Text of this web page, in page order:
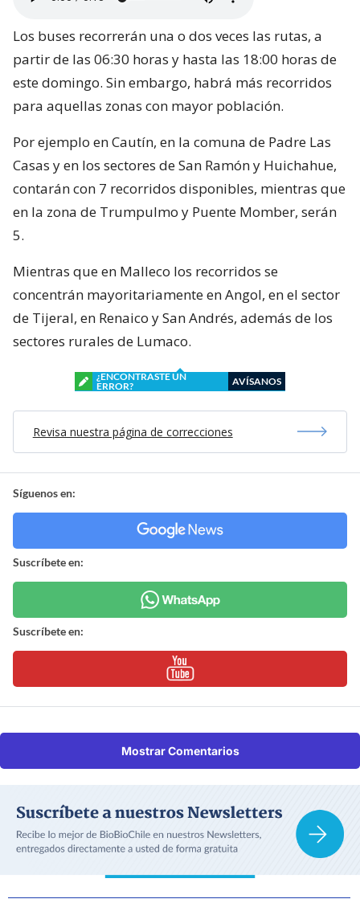
Los buses recorrerán una o dos veces las rutas, a
partir de las 06:30 horas y hasta las 18:00 horas de
este domingo. Sin embargo, habrá más recorridos
para aquellas zonas con mayor población.
Por ejemplo en Cautín, en la comuna de Padre Las
Casas y en los sectores de San Ramón y Huichahue,
contarán con 7 recorridos disponibles, mientras que
en la zona de Trumpulmo y Puente Momber, serán
5.
Mientras que en Malleco los recorridos se
concentrán mayoritariamente en Angol, en el sector
de Tijeral, en Renaico y San Andrés, además de los
sectores rurales de Lumaco.
¿ENCONTRASTE UN
ERROR?
AVÍSANOS
Revisa nuestra página de correcciones
Síguenos en:
Suscríbete en:
Suscríbete en:
Mostrar Comentarios